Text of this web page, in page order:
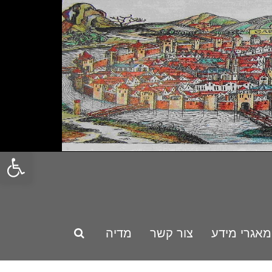
פתח
מאגרי מידע צור קשר מדיה